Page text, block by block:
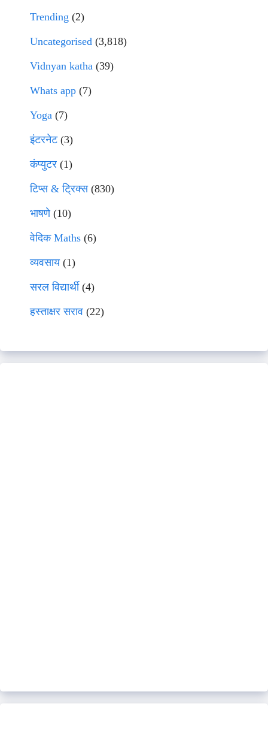
Trending (2)
Uncategorised (3,818)
Vidnyan katha (39)
Whats app (7)
Yoga (7)
इंटरनेट(3)
कंप्युटर (1)
टिप्स & ट्रिक्स(830)
भाषणे(10)
वेदिक Maths (6)
व्यवसाय(1)
सरल विद्यार्थी(4)
हस्ताक्षर सराव (22)